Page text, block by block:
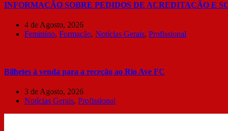
INFORMAÇÃO SOBRE PEDIDOS DE ACREDITAÇÃO E
4 de Agosto, 2026
Feminino, Formação, Notícias Gerais, Profissional
Bilhetes à venda para a receção ao Rio Ave FC
3 de Agosto, 2026
Notícias Gerais, Profissional